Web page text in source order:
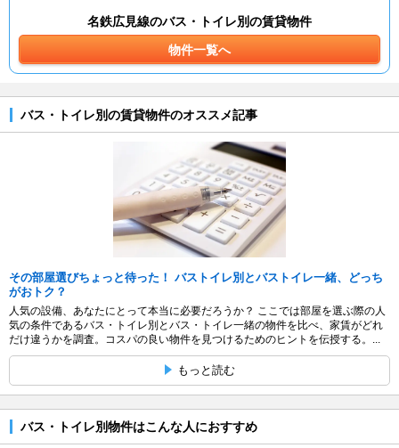
名鉄広見線のバス・トイレ別の賃貸物件
物件一覧へ
バス・トイレ別の賃貸物件のオススメ記事
その部屋選びちょっと待った！ バストイレ別とバストイレ一緒、どっち
がおトク？
人気の設備、あなたにとって本当に必要だろうか？ ここでは部屋を選ぶ際の人
気の条件であるバス・トイレ別とバス・トイレ一緒の物件を比べ、家賃がどれ
だけ違うかを調査。コスパの良い物件を見つけるためのヒントを伝授する。...
もっと読む
バス・トイレ別物件はこんな人におすすめ